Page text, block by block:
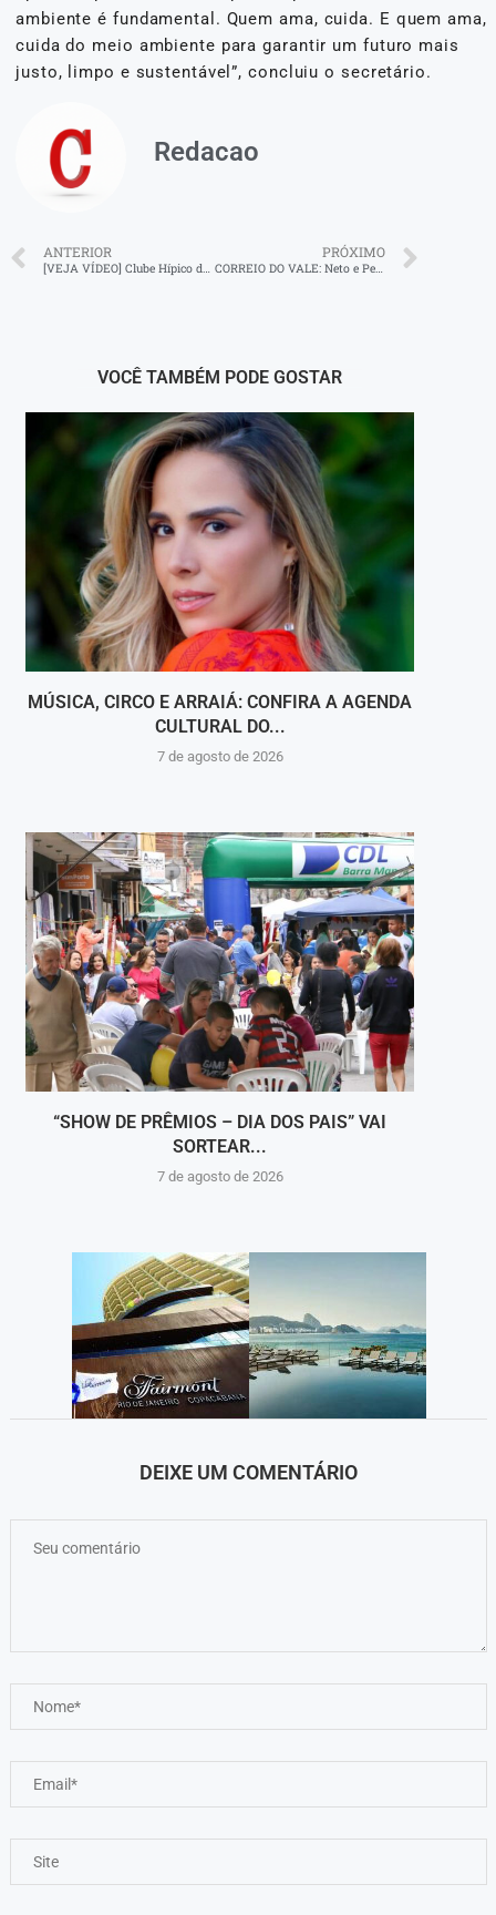
ambiente é fundamental. Quem ama, cuida. E quem ama,
cuida do meio ambiente para garantir um futuro mais
justo, limpo e sustentável”, concluiu o secretário.
Redacao
ANTERIOR
[VEJA VÍDEO] Clube Hípico de V. Redonda registra mortes e animais intoxicados
PRÓXIMO
CORREIO DO VALE: Neto e Pezão acenam apoio a Rodrigo Bacellar no Rio
VOCÊ TAMBÉM PODE GOSTAR
MÚSICA, CIRCO E ARRAIÁ: CONFIRA A AGENDA
CULTURAL DO...
7 de agosto de 2026
“SHOW DE PRÊMIOS – DIA DOS PAIS” VAI
SORTEAR...
7 de agosto de 2026
DEIXE UM COMENTÁRIO